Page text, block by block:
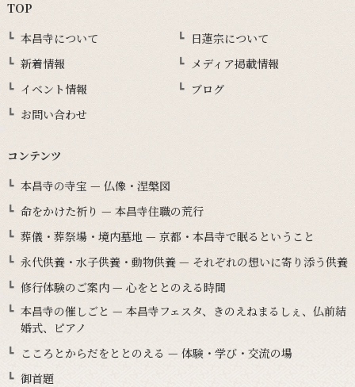
TOP
本昌寺について
日蓮宗について
新着情報
メディア掲載情報
イベント情報
ブログ
お問い合わせ
コンテンツ
本昌寺の寺宝 — 仏像・涅槃図
命をかけた祈り — 本昌寺住職の荒行
葬儀・葬祭場・境内墓地 — 京都・本昌寺で眠るということ
永代供養・水子供養・動物供養 — それぞれの想いに寄り添う供養
修行体験のご案内 — 心をととのえる時間
本昌寺の催しごと — 本昌寺フェスタ、きのえねまるしぇ、仏前結
婚式、ピアノ
こころとからだをととのえる — 体験・学び・交流の場
御首題